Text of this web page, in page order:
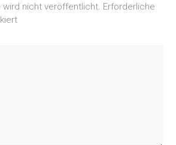
wird nicht veröffentlicht. Erforderliche